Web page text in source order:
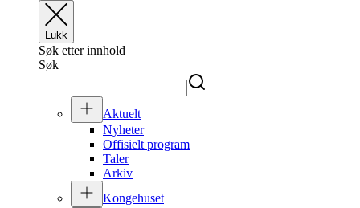
Lukk
Søk etter innhold
Søk
Aktuelt
Nyheter
Offisielt program
Taler
Arkiv
Kongehuset